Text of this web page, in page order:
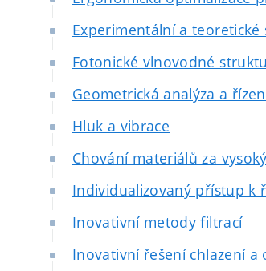
Experimentální a
Fotonické vlnovodné
Geometrická analýza a
Hluk a vibrace
Chování materiálů za
Individualizovaný přístup k
Inovativní metody filtrací
Inovativní řešení chlazení